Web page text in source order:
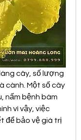
cây, số lượng
cành. Một số cây
nấm bệnh bám
vì vậy, việc
để bảo vệ giá trị